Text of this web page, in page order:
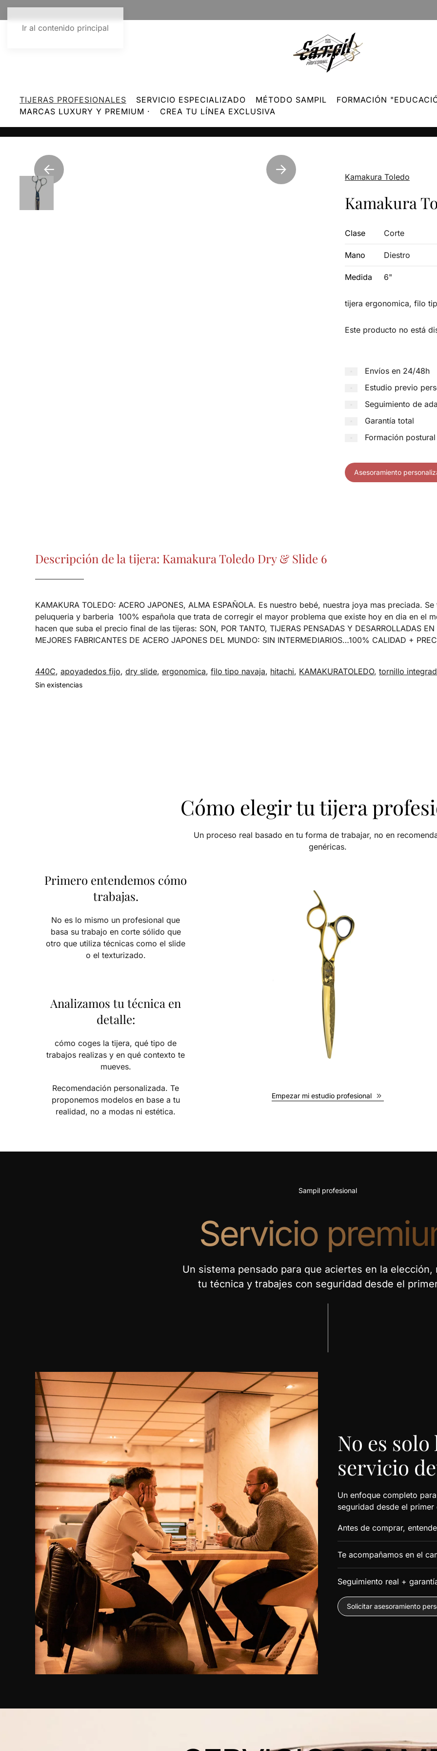
Ir al contenido principal
TIJERAS PROFESIONALES SERVICIO ESPECIALIZADO MÉTODO SAMPIL
FORMACIÓN
MARCAS LUXURY Y PREMIUM ·
CREA TU LÍNEA EXCLUSIVA
Kamakura Toledo
Kamakura
Clase Corte
Mano Diestro
Medida 6"
tijera ergonomica, filo
Este producto no está
Envíos en 24/48h
Estudio previo
Seguimiento de
Garantía total
Formación postural
Asesoramiento
Descripción de la tijera: Kamakura Toledo Dry & Slide 6
KAMAKURA TOLEDO: ACERO JAPONES, ALMA ESPAÑOLA. Es nuestro bebé, nuestra joya mas preciada.
peluqueria y barberia 100% española que trata de corregir el mayor problema que existe hoy en dia en el
hacen que suba el precio final de las tijeras: SON, POR TANTO, TIJERAS PENSADAS Y DESARROLLADAS EN
MEJORES FABRICANTES DE ACERO JAPONES DEL MUNDO: SIN INTERMEDIARIOS…100% CALIDAD +
440C, apoyadedos fijo, dry slide, ergonomica, filo tipo navaja, hitachi, KAMAKURATOLEDO, tornillo
Sin existencias
Cómo elegir tu tijera
Un proceso real basado en tu forma de trabajar, no en
genéricas.
Primero entendemos cómo
trabajas.
No es lo mismo un profesional que
basa su trabajo en corte sólido que
otro que utiliza técnicas como el slide
o el texturizado.
Analizamos tu técnica en
detalle:
cómo coges la tijera, qué tipo de
trabajos realizas y en qué contexto te
mueves.
Recomendación personalizada. Te
proponemos modelos en base a tu
realidad, no a modas ni estética.
Empezar mi estudio profesional
Sampil profesional
Servicio
Un sistema pensado para que aciertes en la elección,
tu técnica y trabajes con seguridad desde el
No es
servicio
Un enfoque completo
seguridad desde el primer
Antes de comprar,
Te acompañamos en el
Seguimiento real +
Solicitar asesoramiento